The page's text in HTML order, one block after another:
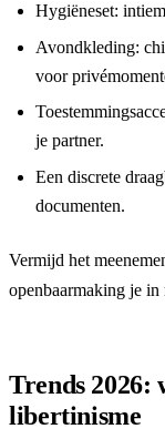
Hygiëneset:
Avondkleding:
voor
je partner.
Een discrete
documenten.
Vermijd het
openbaarmaking je
Trends 2026:
libertinisme